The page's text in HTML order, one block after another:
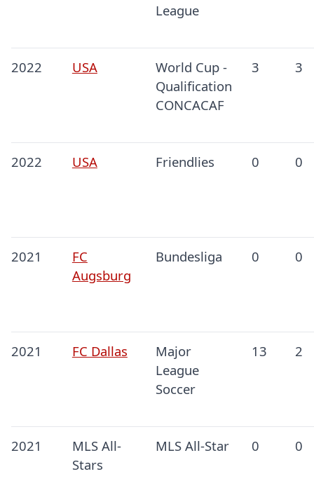
League
2022 USA
World Cup -
Qualification
CONCACAF
3 3
2022 USA Friendlies 0 0
2021
FC
Augsburg
Bundesliga 0 0
2021 FC Dallas
Major
League
Soccer
13 2
2021
MLS All-
Stars
MLS All-Star 0 0